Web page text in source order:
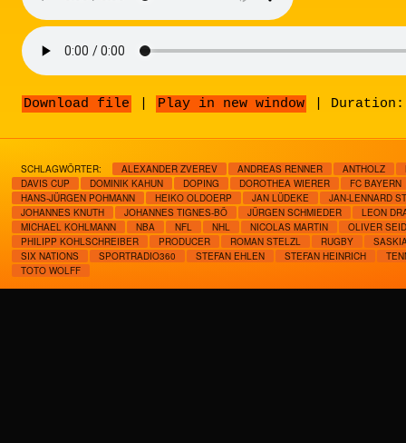
Download file Play in new window
SCHLAGWÖRTER: ALEXANDER ZVEREV ANDREAS RENNER ANTHOLZ
DAVIS CUP
DOMINIK KAHUN DOPING DOROTHEA WIERER
FC BAYERN
HANS-JÜRGEN POHMANN
HEIKO OLDOERP JAN LÜDEKE
JAN-LENNARD
JOHANNES KNUTH
JOHANNES TIGNES-BÖ JÜRGEN SCHMIEDER
LEON
MICHAEL KOHLMANN
NBA NFL NHL NICOLAS MARTIN
OLIVER
PHILIPP KOHLSCHREIBER
PRODUCER ROMAN STELZL RUGBY
SIX NATIONS
SPORTRADIO360 STEFAN EHLEN STEFAN HEINRICH
TOTO WOLFF